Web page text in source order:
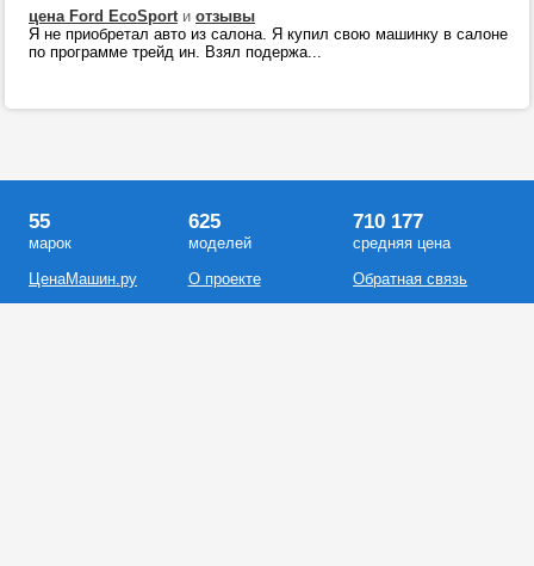
цена Ford EcoSportи отзывы
Я не приобретал авто из салона. Я купил свою машинку в салоне
по программе трейд ин. Взял подержа...
55
марок
ЦенаМашин.ру
625
моделей
О проекте
710 177
средняя цена
Обратная связь